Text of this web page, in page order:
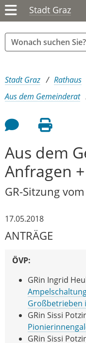
Stadt Graz
Sie sind hier:
Stadt Graz Rathaus
Aus dem Gemeinderat
Feedback an Autor
Seite drucken
Aus dem
Anfragen
GR-Sitzung
17.05.2018
ANTRÄGE
ÖVP:
GRin Ingrid
Großbetrieben
GRin Sissi
GRin Sissi